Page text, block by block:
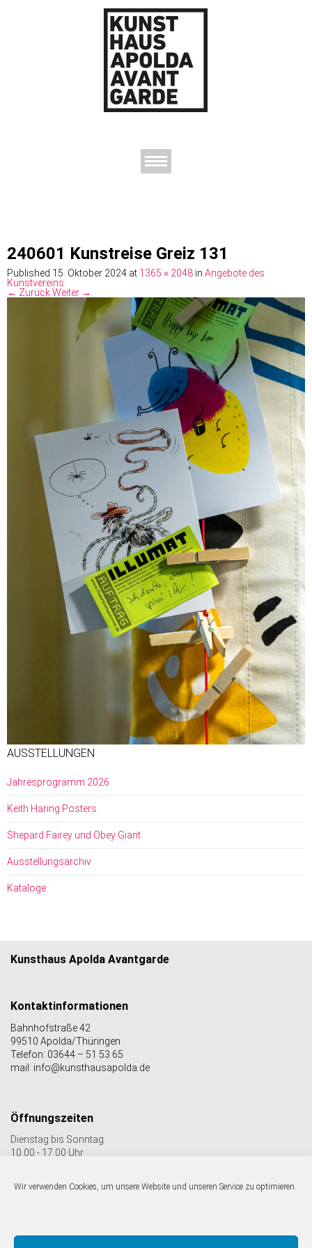
Wir verwenden Cookies, um unsere Website und unseren Service zu optimieren.
240601 Kunstreise Greiz 131
Published 15. Oktober 2024 at 1365 × 2048 in Angebote des
Kunstvereins.
← ZurückWeiter →
AUSSTELLUNGEN
Jahresprogramm 2026
Keith Haring Posters
Shepard Fairey und Obey Giant
Ausstellungsarchiv
Kataloge
Kunsthaus Apolda Avantgarde
Kontaktinformationen
Bahnhofstraße 42
99510 Apolda/Thüringen
Telefon: 03644 – 51 53 65
mail: info@kunsthausapolda.de
Öffnungszeiten
Dienstag bis Sonntag
10.00 - 17.00 Uhr